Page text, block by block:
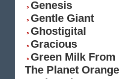
Genesis
Gentle Giant
Ghostigital
Gracious
Green Milk From
The Planet Orange